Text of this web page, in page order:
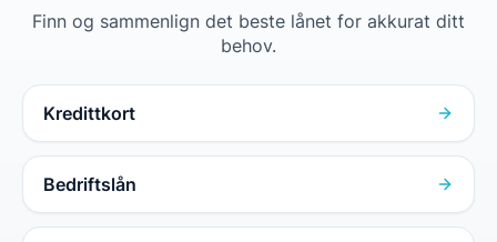
Finn og sammenlign det beste lånet for akkurat ditt
behov.
Kredittkort
Bedriftslån